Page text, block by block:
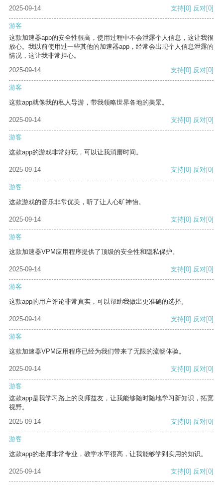
2025-09-14 支持[0] 反对[0]
游客
这款加速器app的安全性很高，使用过程中不会泄露个人信息，这让我很
放心。我以前使用过一些其他的加速器app，经常会出现个人信息泄露的
情况，这让我非常担心。
2025-09-14
支持[0] 反对[0]
游客
这款app就像我的私人导游，带我领略世界各地的美景。
2025-09-14 支持[0] 反对[0]
游客
这款app的游戏非常好玩，可以让我消磨时间。
2025-09-14 支持[0] 反对[0]
游客
这款游戏的音乐非常优美，听了让人心旷神怡。
2025-09-14 支持[0] 反对[0]
游客
这款加速器VPM应用程序提供了顶级的安全性和隐私保护。
2025-09-14 支持[0] 反对[0]
游客
这款app的用户评论非常真实，可以帮助我做出更准确的选择。
2025-09-14 支持[0] 反对[0]
游客
这款加速器VPM应用程序已经为我们带来了无限的流畅体验。
2025-09-14 支持[0] 反对[0]
游客
这款app是我学习路上的良师益友，让我能够随时随地学习新知识，拓宽
视野。
2025-09-14
支持[0] 反对[0]
游客
这款app的老师非常专业，教学水平很高，让我能够学到实用的知识。
2025-09-14 支持[0] 反对[0]